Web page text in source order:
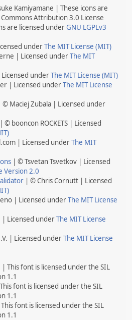
Kamiyamane | These icons are
Attribution 3.0 License
are licensed underGNU LGPLv3
underThe MIT License (MIT)
| Licensed underThe MIT
underThe MIT License (MIT)
| Licensed underThe MIT License
© Maciej Zubala | Licensed under
| © booncon ROCKETS | Licensed
| Licensed underThe MIT
| © Tsvetan Tsvetkov | Licensed
Version 2.0
| © Chris Cornutt | Licensed
| Licensed underThe MIT License
Licensed underThe MIT License
| Licensed underThe MIT License
This font is licensed under the SIL
1.1
font is licensed under the SIL
1.1
font is licensed under the SIL
1.1